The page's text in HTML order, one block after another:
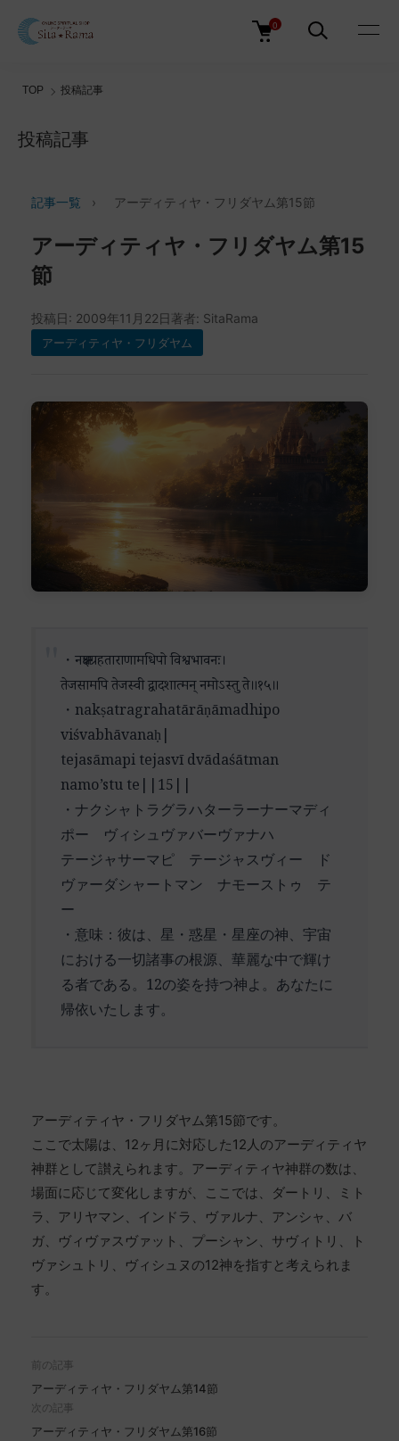
0
TOP 投稿記事
投稿記事
記事一覧 › アーディティヤ・フリダヤム第15節
アーディティヤ・フリダヤム第15
節
投稿日: 2009年11月22日著者: SitaRama
アーディティヤ・フリダヤム
・ नक्षत्रग्रहताराणामधिपो विश्वभावनः।
तेजसामपि तेजस्वी द्वादशात्मन् नमोऽस्तु ते॥१५॥
・nakṣatragrahatārāṇāmadhipo
viśvabhāvanaḥ|
tejasāmapi tejasvī dvādaśātman
namo’stu te||15||
・ナクシャトラグラハターラーナーマディ
ポー ヴィシュヴァバーヴァナハ
テージャサーマピ テージャスヴィー ド
ヴァーダシャートマン ナモーストゥ テ
ー
・意味：彼は、星・惑星・星座の神、宇宙
における一切諸事の根源、華麗な中で輝け
る者である。12の姿を持つ神よ。あなたに
帰依いたします。
アーディティヤ・フリダヤム第15節です。
ここで太陽は、12ヶ月に対応した12人のアーディティヤ
神群として讃えられます。アーディティヤ神群の数は、
場面に応じて変化しますが、ここでは、ダートリ、ミト
ラ、アリヤマン、インドラ、ヴァルナ、アンシャ、バ
ガ、ヴィヴァスヴァット、プーシャン、サヴィトリ、ト
ヴァシュトリ、ヴィシュヌの12神を指すと考えられま
す。
前の記事
アーディティヤ・フリダヤム第14節
次の記事
アーディティヤ・フリダヤム第16節